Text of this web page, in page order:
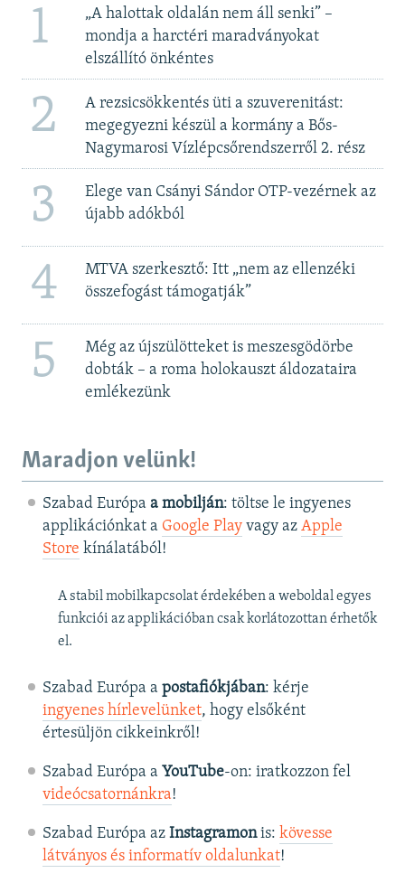
1
„A halottak oldalán nem áll senki” –
mondja a harctéri maradványokat
elszállító önkéntes
2
A rezsicsökkentés üti a szuverenitást:
megegyezni készül a kormány a Bős-
Nagymarosi Vízlépcsőrendszerről 2. rész
3
Elege van Csányi Sándor OTP-vezérnek az
újabb adókból
4
MTVA szerkesztő: Itt „nem az ellenzéki
összefogást támogatják”
5
Még az újszülötteket is meszesgödörbe
dobták – a roma holokauszt áldozataira
emlékezünk
Maradjon velünk!
Szabad Európa a mobilján: töltse le ingyenes
applikációnkat a Google Playvagy az Apple
Store kínálatából!
A stabil mobilkapcsolat érdekében a weboldal egyes
funkciói az applikációban csak korlátozottan érhetők
el.
Szabad Európa a postafiókjában: kérje
ingyenes hírlevelünket, hogy elsőként
értesüljön cikkeinkről!
Szabad Európa a YouTube-on: iratkozzon fel
videócsatornánkra!
Szabad Európa az Instagramonis: kövesse
látványos és informatív oldalunkat! ​